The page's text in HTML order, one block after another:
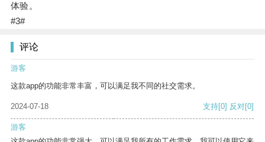
体验。
#3#
评论
游客
这款app的功能非常丰富，可以满足我不同的社交需求。
2024-07-18 支持[0] 反对[0]
游客